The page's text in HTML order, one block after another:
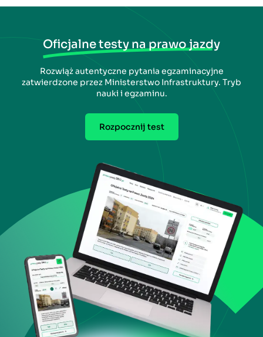
Oficjalne testy na prawo jazdy
Rozwiąż autentyczne pytania egzaminacyjne
zatwierdzone przez Ministerstwo Infrastruktury. Tryb
nauki i egzaminu.
Rozpocznij test